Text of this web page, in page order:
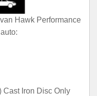
Hawk Performance
Cast Iron Disc Only